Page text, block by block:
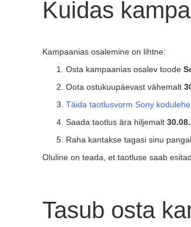
Kuidas
Kampaanias osalemine on lihtne:
Osta kampaanias osalev toode
Oota ostukuupäevast vähemalt
Täida taotlusvorm Sony
Saada taotlus ära hiljemalt
Raha kantakse tagasi sinu
Oluline on teada, et taotluse saab
Tasub osta